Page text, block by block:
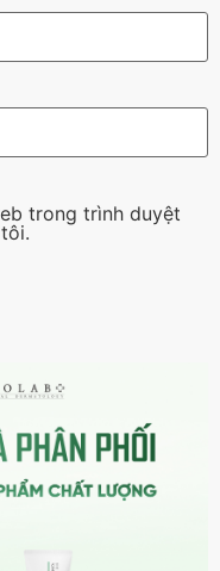
trong trình duyệt